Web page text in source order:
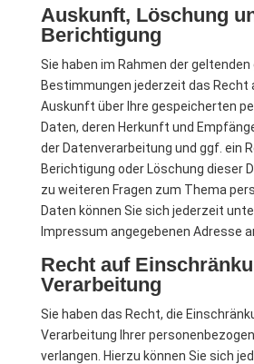
Auskunft, Löschung
Berichtigung
Sie haben im Rahmen der
Bestimmungen jederzeit das Recht
Auskunft über Ihre gespeicherten
Daten, deren Herkunft und
der Datenverarbeitung und ggf. ein
Berichtigung oder Löschung dieser
zu weiteren Fragen zum Thema
Daten können Sie sich jederzeit
Impressum angegebenen Adresse
Recht auf
Verarbeitung
Sie haben das Recht, die
Verarbeitung Ihrer
verlangen. Hierzu können Sie sich